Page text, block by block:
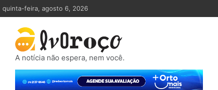
Skip
to
content
quinta-feira, agosto 6, 2026
A notícia não espera, nem você.